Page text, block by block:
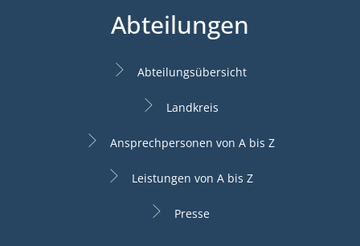
Abteilungen
Abteilungsübersicht
Landkreis
Ansprechpersonen von A bis Z
Leistungen von A bis Z
Presse